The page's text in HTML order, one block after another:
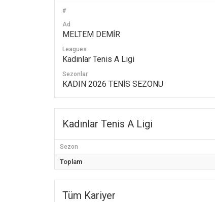
#
Ad
MELTEM DEMİR
Leagues
Kadınlar Tenis A Ligi
Sezonlar
KADIN 2026 TENİS SEZONU
Kadınlar Tenis A Ligi
Sezon
Toplam
Tüm Kariyer